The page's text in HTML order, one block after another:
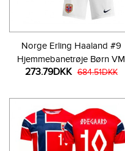
Norge Erling Haaland #9
Hjemmebanetrøje Børn VM
2026 Kortærmet (+ Korte
273.79DKK 684.51DKK